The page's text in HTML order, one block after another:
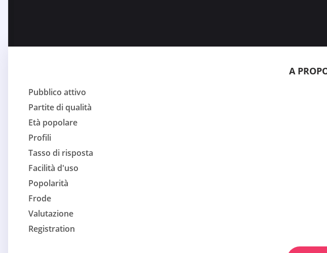
A
Pubblico attivo
Partite di qualità
Età popolare
Profili
Tasso di risposta
Facilità d'uso
Popolarità
Frode
Valutazione
Registration